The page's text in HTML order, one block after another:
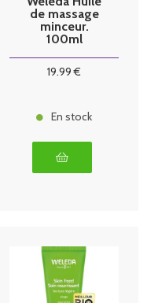
de massage
minceur.
100ml
19.99 €
En stock